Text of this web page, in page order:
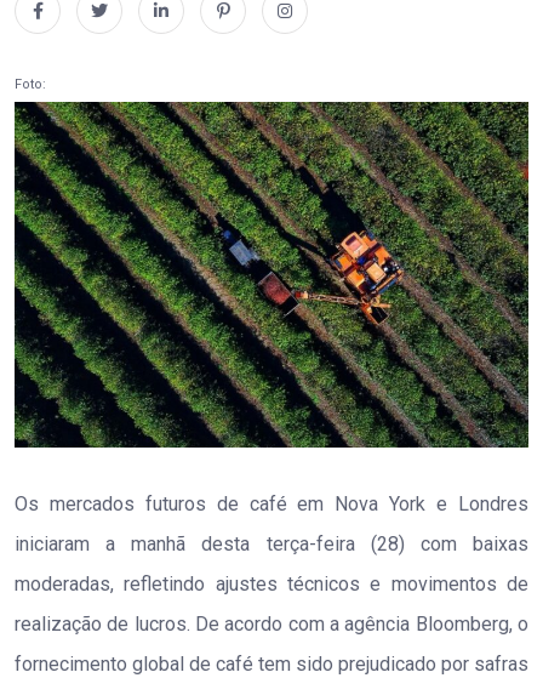
Foto:
Os mercados futuros de café em Nova York e Londres
iniciaram a manhã desta terça-feira (28) com baixas
moderadas, refletindo ajustes técnicos e movimentos de
realização de lucros. De acordo com a agência Bloomberg, o
fornecimento global de café tem sido prejudicado por safras